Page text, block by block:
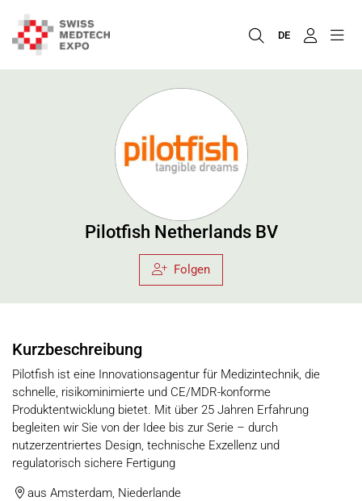
DE
Pilotfish Netherlands BV
Folgen
Kurzbeschreibung
Pilotfish ist eine Innovationsagentur für Medizintechnik, die
schnelle, risikominimierte und CE/MDR-konforme
Produktentwicklung bietet. Mit über 25 Jahren Erfahrung
begleiten wir Sie von der Idee bis zur Serie – durch
nutzerzentriertes Design, technische Exzellenz und
regulatorisch sichere Fertigung
aus Amsterdam, Niederlande